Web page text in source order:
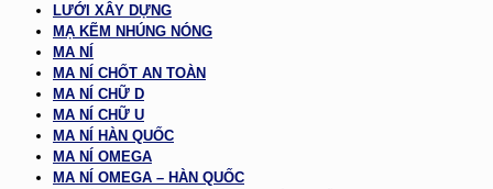
LƯỚI XÂY DỰNG
MẠ KẼM NHÚNG NÓNG
MA NÍ
MA NÍ CHỐT AN TOÀN
MA NÍ CHỮ D
MA NÍ CHỮ U
MA NÍ HÀN QUỐC
MA NÍ OMEGA
MA NÍ OMEGA – HÀN QUỐC